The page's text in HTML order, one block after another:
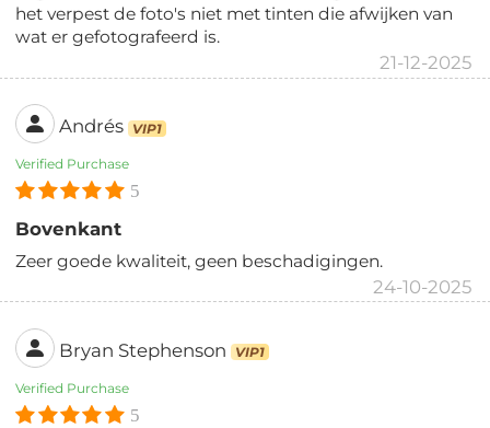
het verpest de foto's niet met tinten die afwijken van
wat er gefotografeerd is.
21-12-2025
Andrés VIP1
Verified Purchase
5
Bovenkant
Zeer goede kwaliteit, geen beschadigingen.
24-10-2025
Bryan Stephenson VIP1
Verified Purchase
5